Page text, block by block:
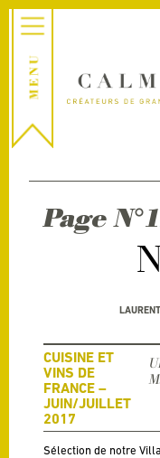
Page
CUISINE ET
VINS DE
FRANCE –
JUIN/JUILLET
2017
Sélection de notre